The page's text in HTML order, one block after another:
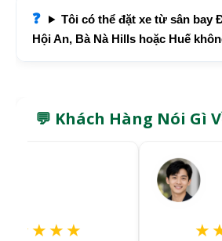
Tôi có thể đặt xe từ sân bay
Hội An, Bà Nà Hills hoặc Huế
💬 Khách Hàng Nói Gì